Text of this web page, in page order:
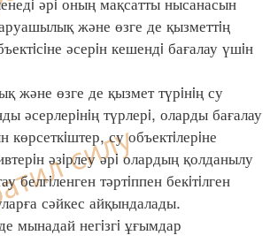
және өзге де қызметтiң
әсерiн кешендi бағалау үшiн
өзге де қызмет түрiнiң су
әсерлерiнiң түрлерi, оларды бағалау
көрсеткiштер, су объектiлерiне
әзiрлеу әрi олардың қолданылу
белгiленген тәртiппен бекiтiлген
сәйкес айқындалады.
негiзгi ұғымдар